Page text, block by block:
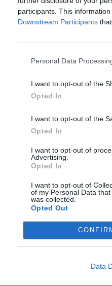
participants. This
Downstream Participants
Personal Data
I want to opt-out of the
Opted In
I want to opt-out of the
Opted In
I want to opt-out of
Advertising.
Opted In
I want to opt-out of
of my Personal Data
was collected.
Opted Out
Data
e um cabaz de
e um cabaz de
e um cabaz de
o comércio local
os laços com a
o aparecimento